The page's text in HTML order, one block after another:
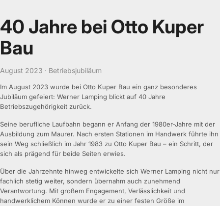
40 Jahre bei Otto Kuper
Bau
August 2023 · Betriebsjubiläum
Im August 2023 wurde bei Otto Kuper Bau ein ganz besonderes
Jubiläum gefeiert: Werner Lamping blickt auf 40 Jahre
Betriebszugehörigkeit zurück.
Seine berufliche Laufbahn begann er Anfang der 1980er-Jahre mit der
Ausbildung zum Maurer. Nach ersten Stationen im Handwerk führte ihn
sein Weg schließlich im Jahr 1983 zu Otto Kuper Bau – ein Schritt, der
sich als prägend für beide Seiten erwies.
Über die Jahrzehnte hinweg entwickelte sich Werner Lamping nicht nur
fachlich stetig weiter, sondern übernahm auch zunehmend
Verantwortung. Mit großem Engagement, Verlässlichkeit und
handwerklichem Können wurde er zu einer festen Größe im